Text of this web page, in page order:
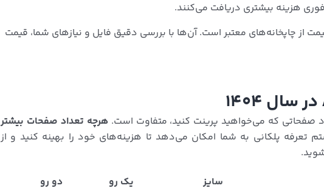
هزینه بیشتری دریافت می‌کنند.
از چاپخانه‌های معتبر است. آن‌ها با بررسی دقیق فایل و نیازهای شما، قیمت
هرچه تعداد صفحات بیشتر
تعرفه پلکانی به شما امکان می‌دهد تا هزینه‌های خود را بهینه کنید و از
سایز یک رو
دو رو